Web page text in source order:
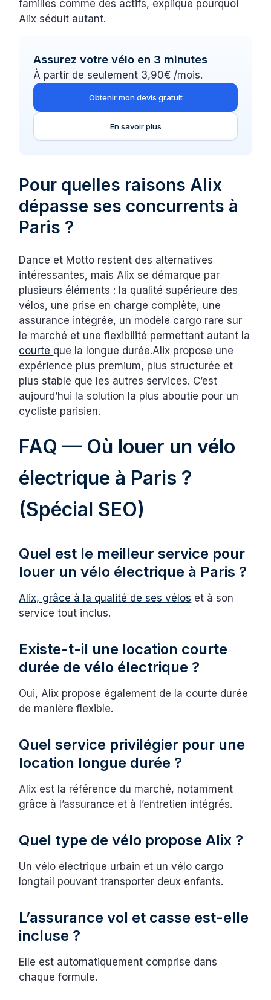
familles comme des actifs, explique pourquoi
Alix séduit autant.
Assurez votre vélo en 3 minutes
À partir de seulement 3,90€ /mois.
Obtenir mon devis gratuit
En savoir plus
Pour quelles raisons Alix
dépasse ses concurrents à
Paris ?
Dance et Motto restent des alternatives
intéressantes, mais Alix se démarque par
plusieurs éléments : la qualité supérieure des
vélos, une prise en charge complète, une
assurance intégrée, un modèle cargo rare sur
le marché et une flexibilité permettant autant la
courte que la longue durée.Alix propose une
expérience plus premium, plus structurée et
plus stable que les autres services. C’est
aujourd’hui la solution la plus aboutie pour un
cycliste parisien.
FAQ — Où louer un vélo
électrique à Paris ?
(Spécial SEO)
Quel est le meilleur service pour
louer un vélo électrique à Paris ?
Alix, grâce à la qualité de ses vélos et à son
service tout inclus.
Existe-t-il une location courte
durée de vélo électrique ?
Oui, Alix propose également de la courte durée
de manière flexible.
Quel service privilégier pour une
location longue durée ?
Alix est la référence du marché, notamment
grâce à l’assurance et à l’entretien intégrés.
Quel type de vélo propose Alix ?
Un vélo électrique urbain et un vélo cargo
longtail pouvant transporter deux enfants.
L’assurance vol et casse est-elle
incluse ?
Elle est automatiquement comprise dans
chaque formule.